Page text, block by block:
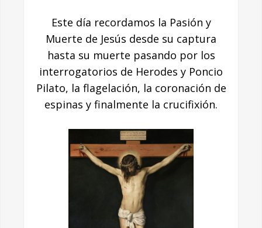
Este día recordamos la Pasión y
Muerte de Jesús desde su captura
hasta su muerte pasando por los
interrogatorios de Herodes y Poncio
Pilato, la flagelación, la coronación de
espinas y finalmente la crucifixión.